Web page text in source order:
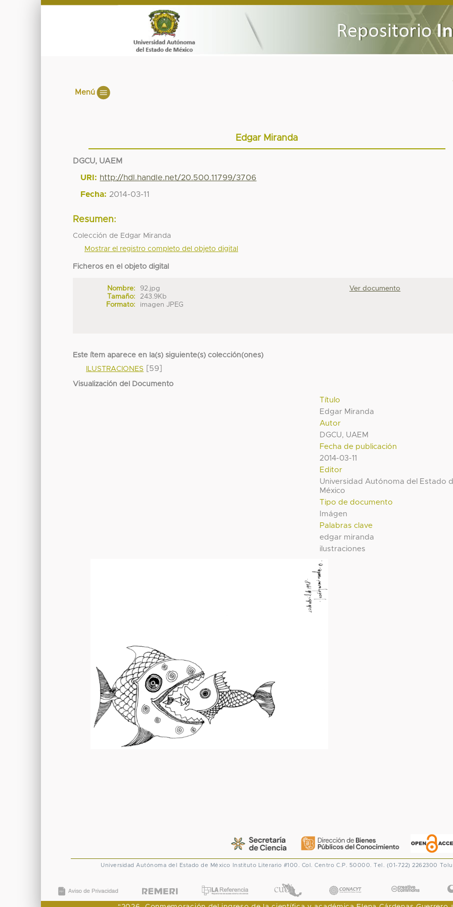
Menú
Edgar Miranda
DGCU, UAEM
URI: http://hdl.handle.net/20.500.11799/3706
Fecha: 2014-03-11
Resumen:
Colección de Edgar Miranda
Mostrar el registro completo del objeto digital
Ficheros en el objeto digital
Nombre:
92.jpg
Tamaño:
243.9Kb
Formato:
imagen JPEG
Ver documento
Este ítem aparece en la(s) siguiente(s) colección(ones)
ILUSTRACIONES
[59]
Visualización del Documento
Título
Edgar Miranda
Autor
DGCU, UAEM
Fecha de publicación
2014-03-11
Editor
Universidad Autónoma del Estado
México
Tipo de documento
Imágen
Palabras clave
edgar miranda
ilustraciones
Universidad Autónoma del Estado de México Instituto Literario #100. Col. Centro C.P. 50000. Tel. (01-722) 2262300